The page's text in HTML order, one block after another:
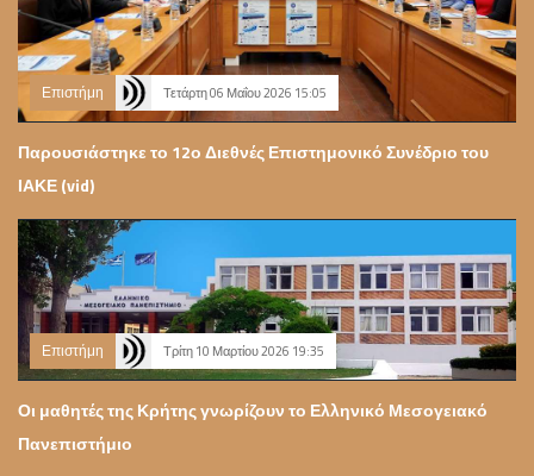
Επιστήμη Τετάρτη 06 Μαΐου 2026 15:05
Παρουσιάστηκε το 12ο Διεθνές Επιστημονικό Συνέδριο του
ΙΑΚΕ (vid)
Επιστήμη Τρίτη 10 Μαρτίου 2026 19:35
Οι μαθητές της Κρήτης γνωρίζουν το Ελληνικό Μεσογειακό
Πανεπιστήμιο